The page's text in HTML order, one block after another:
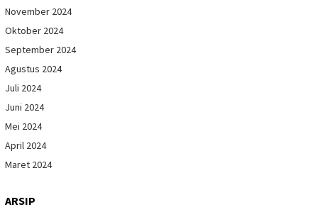
November 2024
Oktober 2024
September 2024
Agustus 2024
Juli 2024
Juni 2024
Mei 2024
April 2024
Maret 2024
ARSIP